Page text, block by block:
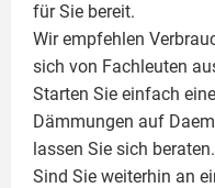
für Sie bereit.
Wir empfehlen
sich von Fachleuten
Starten Sie einfach
Dämmungen auf
lassen Sie sich beraten.
Sind Sie weiterhin an